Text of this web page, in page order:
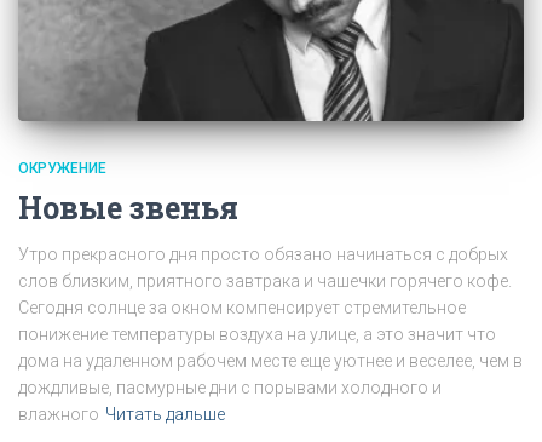
ОКРУЖЕНИЕ
Новые звенья
Утро прекрасного дня просто обязано начинаться с добрых
слов близким, приятного завтрака и чашечки горячего кофе.
Сегодня солнце за окном компенсирует стремительное
понижение температуры воздуха на улице, а это значит что
дома на удаленном рабочем месте еще уютнее и веселее, чем в
дождливые, пасмурные дни с порывами холодного и
влажного Читать дальше